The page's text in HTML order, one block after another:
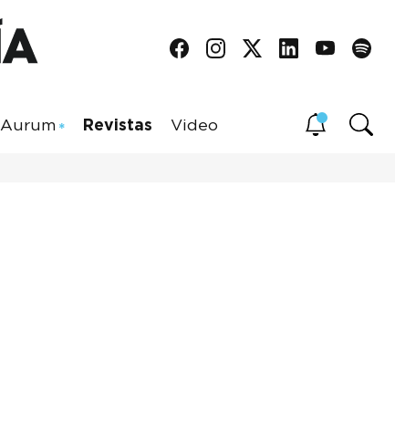
Aurum Revistas Video